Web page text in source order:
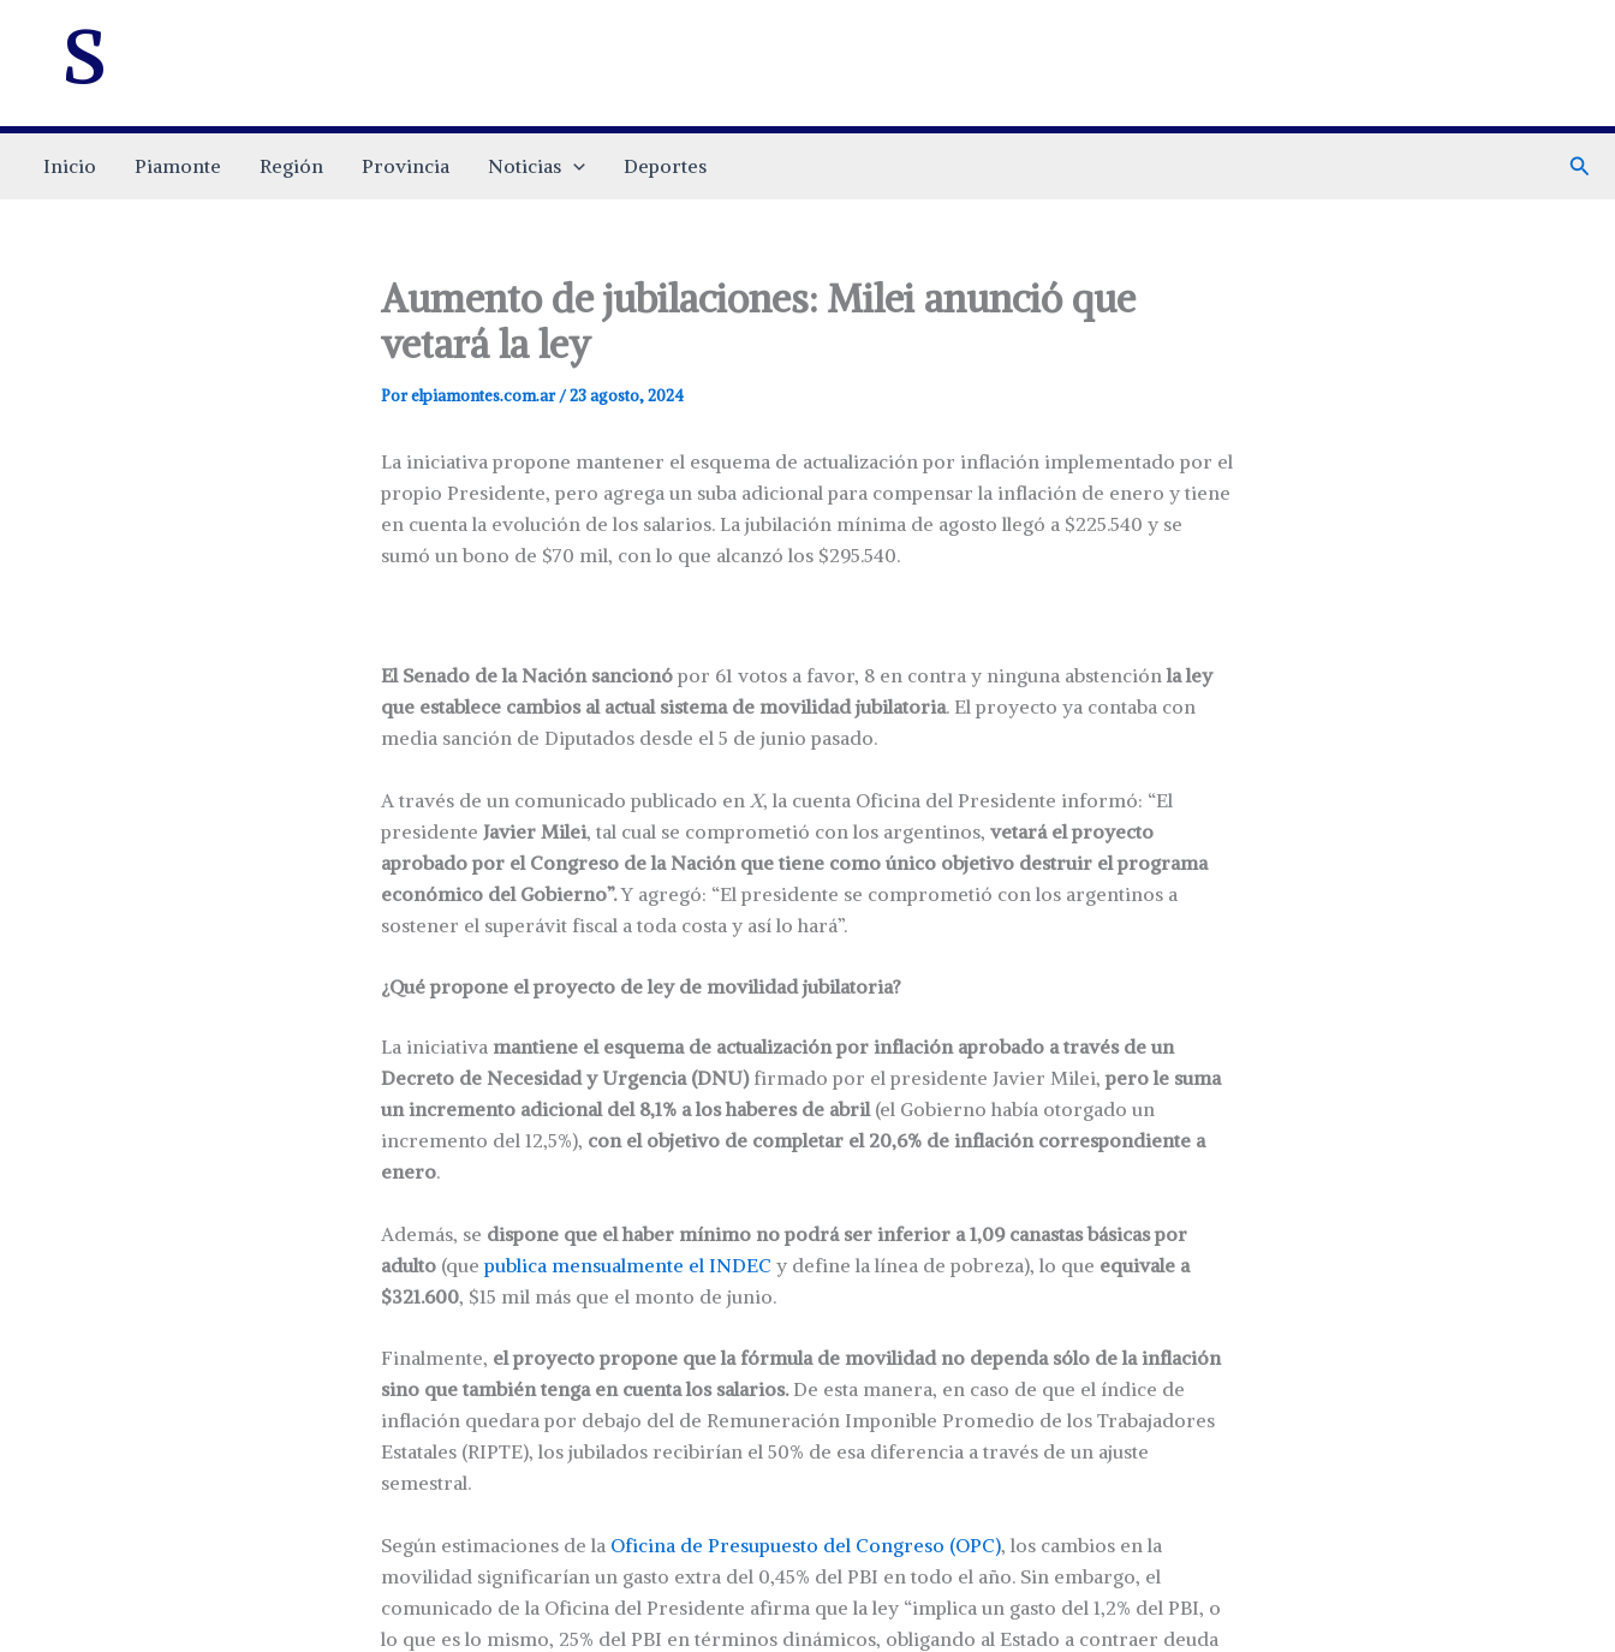
s
Inicio Piamonte Región Provincia Noticias Deportes
Aumento de jubilaciones: Milei anunció que
vetará la ley
Porelpiamontes.com.ar/23 agosto, 2024
La iniciativa propone mantener el esquema de actualización por inflación implementado por el
propio Presidente, pero agrega un suba adicional para compensar la inflación de enero y tiene
en cuenta la evolución de los salarios. La jubilación mínima de agosto llegó a $225.540 y se
sumó un bono de $70 mil, con lo que alcanzó los $295.540.
El Senado de la Nación sancionó por 61 votos a favor, 8 en contra y ninguna abstenciónla ley
que establece cambios al actual sistema de movilidad jubilatoria. El proyecto ya contaba con
media sanción de Diputados desde el 5 de junio pasado.
A través de un comunicado publicado en X, la cuenta Oficina del Presidente informó: “El
presidente Javier Milei, tal cual se comprometió con los argentinos, vetará el proyecto
aprobado por el Congreso de la Nación que tiene como único objetivo destruir el programa
económico del Gobierno”.Y agregó: “El presidente se comprometió con los argentinos a
sostener el superávit fiscal a toda costa y así lo hará”.
¿Qué propone el proyecto de ley de movilidad jubilatoria?
La iniciativa mantiene el esquema de actualización por inflación aprobado a través de un
Decreto de Necesidad y Urgencia (DNU)firmado por el presidente Javier Milei,pero le suma
un incremento adicional del 8,1% a los haberes de abril (el Gobierno había otorgado un
incremento del 12,5%), con el objetivo de completar el 20,6% de inflación correspondiente a
enero.
Además, se dispone que el haber mínimo no podrá ser inferior a 1,09 canastas básicas por
adulto (quepublica mensualmente el INDEC y define la línea de pobreza), lo que equivale a
$321.600, $15 mil más que el monto de junio.
Finalmente, el proyecto propone que la fórmula de movilidad no dependa sólo de la inflación
sino que también tenga en cuenta los salarios. De esta manera, en caso de que el índice de
inflación quedara por debajo del de Remuneración Imponible Promedio de los Trabajadores
Estatales (RIPTE), los jubilados recibirían el 50% de esa diferencia a través de un ajuste
semestral.
Según estimaciones de la Oficina de Presupuesto del Congreso (OPC), los cambios en la
movilidad significarían un gasto extra del 0,45% del PBI en todo el año. Sin embargo, el
comunicado de la Oficina del Presidente afirma que la ley “implica un gasto del 1,2% del PBI, o
lo que es lo mismo, 25% del PBI en términos dinámicos, obligando al Estado a contraer deuda